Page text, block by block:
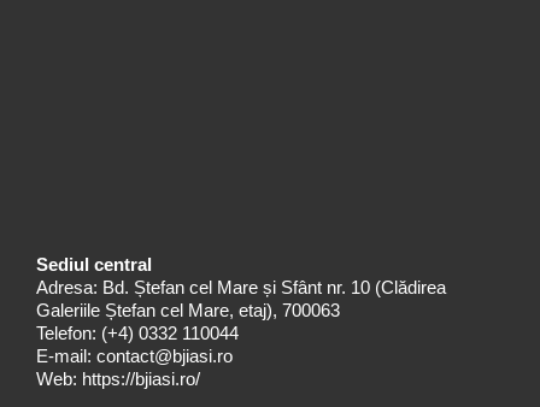
Sediul central
Adresa: Bd. Ștefan cel Mare și Sfânt nr. 10 (Clădirea
Galeriile Ștefan cel Mare, etaj), 700063
Telefon: (+4) 0332 110044
E-mail: contact@bjiasi.ro
Web: https://bjiasi.ro/